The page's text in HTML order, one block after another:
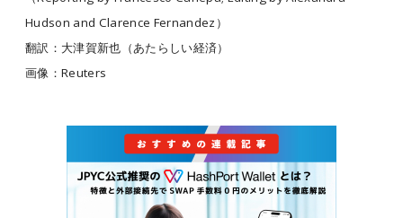
Hudson and Clarence Fernandez）
翻訳：大津賀新也（あたらしい経済）
画像：Reuters